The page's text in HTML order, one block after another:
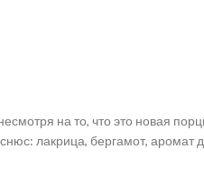
на то, что это новая
лакрица, бергамот, аромат